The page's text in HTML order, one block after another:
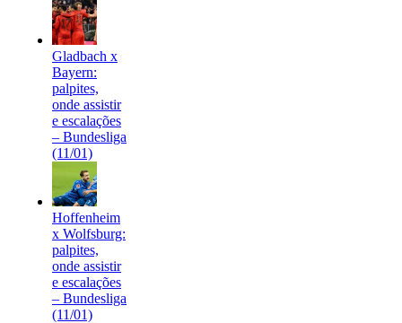
Gladbach x
Bayern:
palpites,
onde assistir
e escalações
– Bundesliga
(11/01)
Hoffenheim
x Wolfsburg:
palpites,
onde assistir
e escalações
– Bundesliga
(11/01)